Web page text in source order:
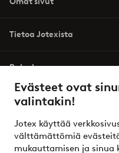
Evästeet ovat
valintakin!
Jotex käyttää
välttämättömiä
mukauttamisen ja sinua
Tietoa Jotexista
Palvelumme
Ehdot
Ystävät